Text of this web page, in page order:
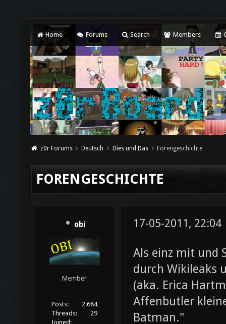
Home Forums Search Members
z0r Forums Deutsch Dies und Das Forengeschichte
FORENGESCHICHTE
obi
Member
Posts:
2.684
Threads:
29
Joined:
17-05-2011, 22:04
Als einz mit und
durch Wikileaks
(aka. Erica
Affenbutler
Batman."